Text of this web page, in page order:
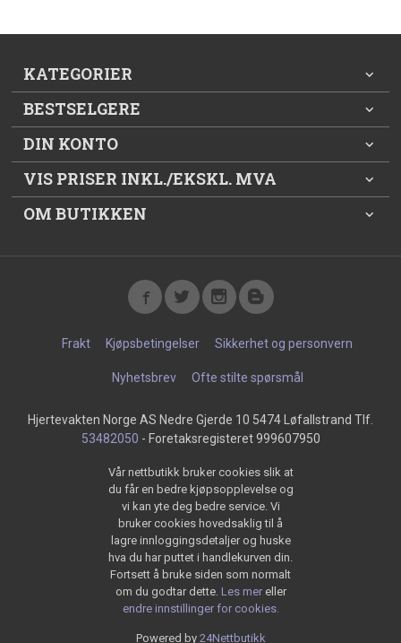
KATEGORIER
BESTSELGERE
DIN KONTO
VIS PRISER INKL./EKSKL. MVA
OM BUTIKKEN
Frakt Kjøpsbetingelser Sikkerhet og personvern
Nyhetsbrev Ofte stilte spørsmål
Hjertevakten Norge AS Nedre Gjerde 10 5474 Løfallstrand Tlf.
53482050 - Foretaksregisteret 999607950
Vår nettbutikk bruker cookies slik at
du får en bedre kjøpsopplevelse og
vi kan yte deg bedre service. Vi
bruker cookies hovedsaklig til å
lagre innloggingsdetaljer og huske
hva du har puttet i handlekurven din.
Fortsett å bruke siden som normalt
om du godtar dette. Les mer eller
endre innstillinger for cookies.
Powered by 24Nettbutikk